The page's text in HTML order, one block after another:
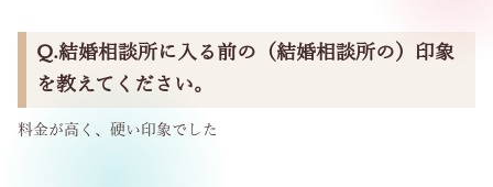
Q.結婚相談所に入る前の（結婚相談所の）印象
を教えてください。
料金が高く、硬い印象でした